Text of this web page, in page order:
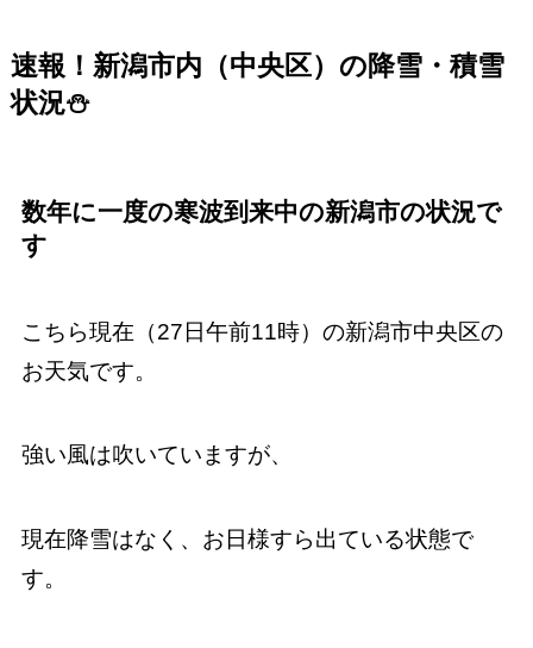
速報！新潟市内（中央区）の降雪・積雪
状況⛄
数年に一度の寒波到来中の新潟市の状況で
す
こちら現在（27日午前11時）の新潟市中央区の
お天気です。
強い風は吹いていますが、
現在降雪はなく、お日様すら出ている状態で
す。